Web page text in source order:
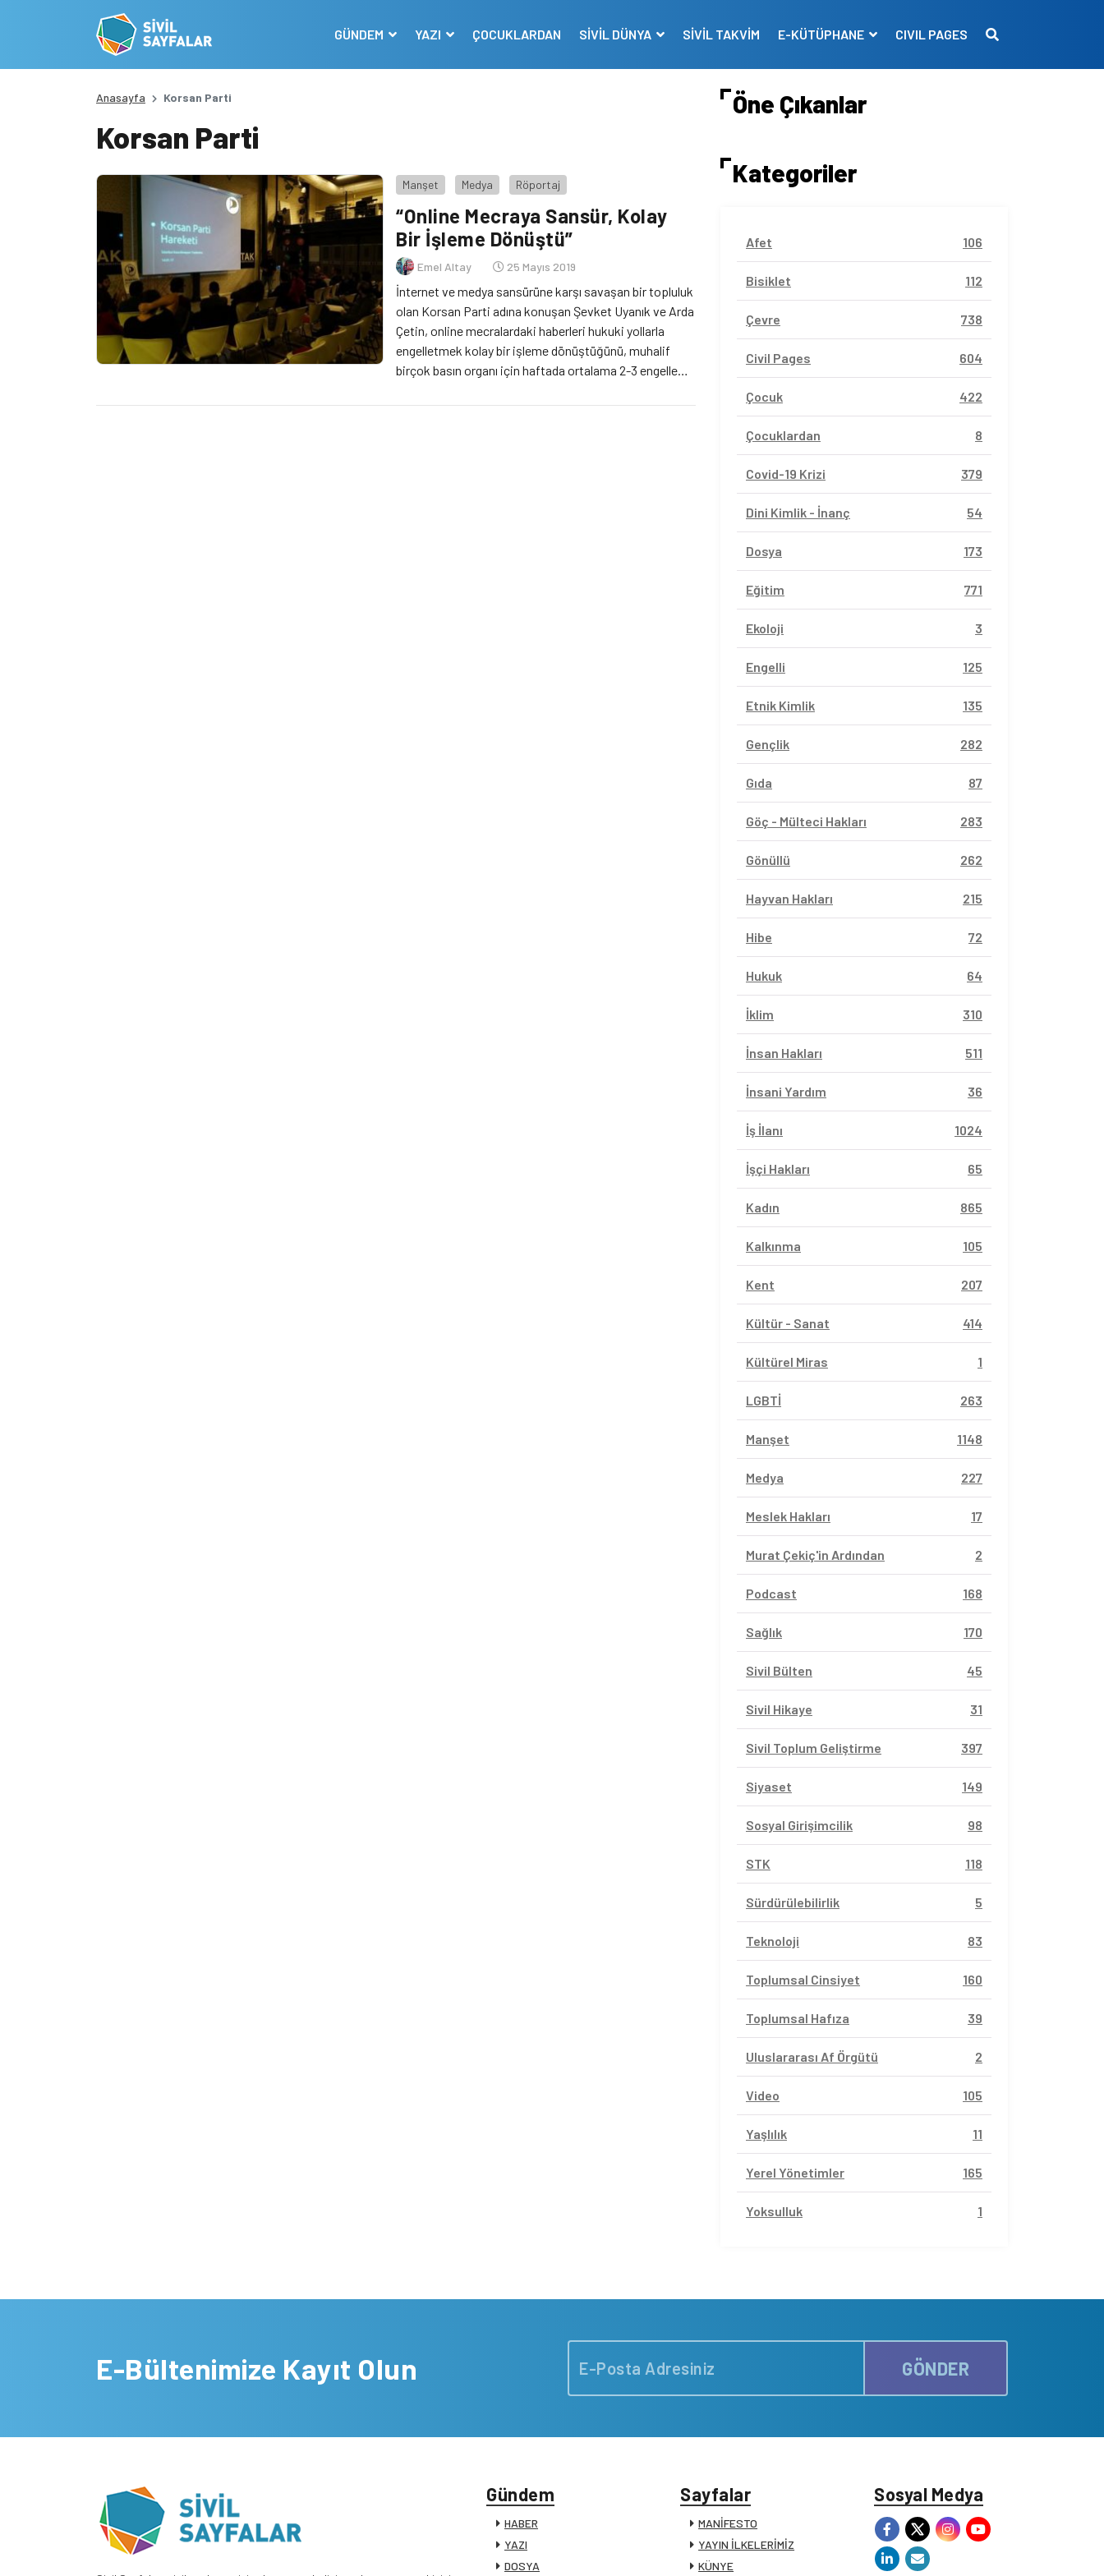
GÜNDEM YAZI ÇOCUKLARDAN SİVİL DÜNYA SİVİL TAKVİM E-KÜTÜPHANE CIVIL PAGES
Anasayfa Korsan Parti
Korsan Parti
Manşet Medya Röportaj
“Online Mecraya Sansür, Kolay
Bir İşleme Dönüştü”
Emel Altay 25 Mayıs 2019
İnternet ve medya sansürüne karşı savaşan bir topluluk
olan Korsan Parti adına konuşan Şevket Uyanık ve Arda
Çetin, online mecralardaki haberleri hukuki yollarla
engelletmek kolay bir işleme dönüştüğünü, muhalif
birçok basın organı için haftada ortalama 2-3 engelleme
söylüyorlar. Uyanık ve Çetin; “Çağımızda ifade
Öne Çıkanlar
Kategoriler
Afet 106
Bisiklet 112
Çevre 738
Civil Pages 604
Çocuk 422
Çocuklardan 8
Covid-19 Krizi 379
Dini Kimlik - İnanç 54
Dosya 173
Eğitim 771
Ekoloji 3
Engelli 125
Etnik Kimlik 135
Gençlik 282
Gıda 87
Göç - Mülteci Hakları 283
Gönüllü 262
Hayvan Hakları 215
Hibe 72
Hukuk 64
İklim 310
İnsan Hakları 511
İnsani Yardım 36
İş İlanı 1024
İşçi Hakları 65
Kadın 865
Kalkınma 105
Kent 207
Kültür - Sanat 414
Kültürel Miras 1
LGBTİ 263
Manşet 1148
Medya 227
Meslek Hakları 17
Murat Çekiç'in Ardından 2
Podcast 168
Sağlık 170
Sivil Bülten 45
Sivil Hikaye 31
Sivil Toplum Geliştirme 397
Siyaset 149
Sosyal Girişimcilik 98
STK 118
Sürdürülebilirlik 5
Teknoloji 83
Toplumsal Cinsiyet 160
Toplumsal Hafıza 39
Uluslararası Af Örgütü 2
Video 105
Yaşlılık 11
Yerel Yönetimler 165
Yoksulluk 1
E-Bültenimize Kayıt Olun GÖNDER
Gündem
HABER
YAZI
DOSYA
Sayfalar
MANİFESTO
YAYIN İLKELERİMİZ
KÜNYE
Sosyal Medya